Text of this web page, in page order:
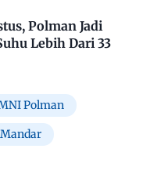
Polman Jadi
Lebih Dari 33
Polman